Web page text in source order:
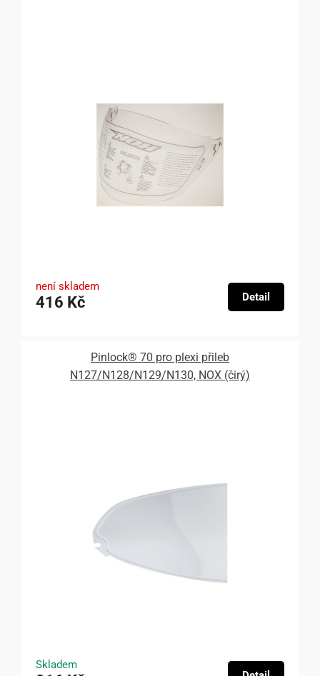
není skladem
416 Kč Detail
Pinlock® 70 pro plexi přileb
N127/N128/N129/N130, NOX (čirý)
Skladem